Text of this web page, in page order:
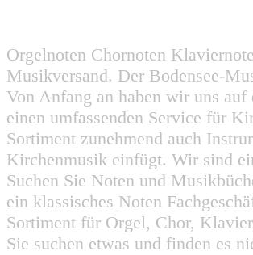
Orgelnoten Chornoten
Musikversand. Der Bodensee-
Von Anfang an haben wir uns
einen umfassenden Service für
Sortiment zunehmend auch
Kirchenmusik einfügt. Wir sind
Suchen Sie Noten und
ein klassisches Noten
Sortiment für Orgel, Chor,
Sie suchen etwas und finden es